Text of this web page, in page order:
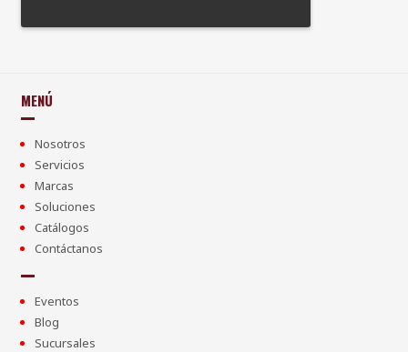
MENÚ
Nosotros
Servicios
Marcas
Soluciones
Catálogos
Contáctanos
Eventos
Blog
Sucursales